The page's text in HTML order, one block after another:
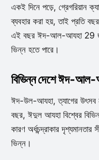
একই দিনে পড়ে, গ্রেগরিয়ান
ব্যবহার করা হয়, তাই প্রতি
এই বছর ঈদ-আল-আযহা 29 জুন
ভিন্ন হতে পারে।
বিভিন্ন দেশে ঈদ-
ঈদ-উল-আযহা, ত্যাগের উৎসব
বছর, ঈদুল আযহা বিশ্বের
কারণ অর্ধচন্দ্রাকার দৃশ্যমানতার
ভিন্ন।